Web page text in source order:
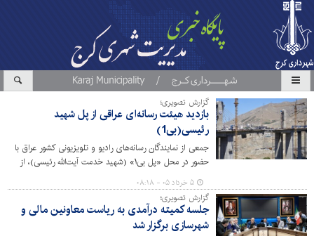
گزارش تصویری؛
بازدید هیئت رسانه‌ای عراقی از پل شهید
رئیسی(بی1)
جمعی از نمایندگان رسانه‌های رادیو و تلویزیونی کشور عراق با
حضور در محل «پل بی۱» (شهید خدمت آیت‌الله رئیسی)، از
نزدیک ابعاد تخریب وحشیانه این زیرساخت غیرنظامی توسط
نیروهای آمریکایی-صهیونیستی را بررسی کردند.
۵ خرداد ۰۵ - ۰۸:۱۸
گزارش تصویری؛
جلسه کمیته درآمدی به ریاست معاونین مالی و
شهرسازی برگزار شد